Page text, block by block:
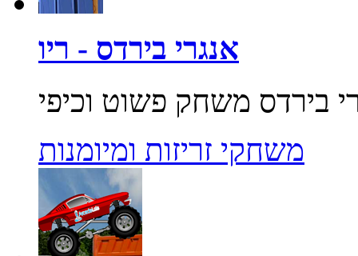
אנגרי בירדס - ריו
משחקי זריזות ומיומנות